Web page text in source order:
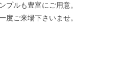
プルも豊富にご用意。
度ご来場下さいませ。